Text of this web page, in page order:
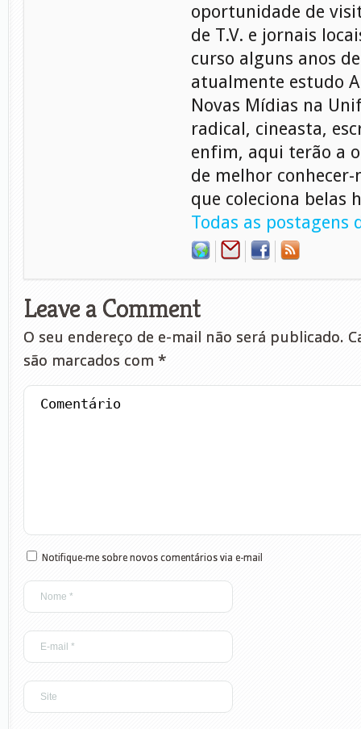
oportunidade de
de T.V. e jornais
curso alguns anos
atualmente estudo
Novas Mídias na
radical, cineasta,
enfim, aqui terão a
de melhor
que coleciona belas
Todas as postagens
Leave a Comment
O seu endereço de e-mail não será publicado.
são marcados com *
Notifique-me sobre novos comentários via e-mail